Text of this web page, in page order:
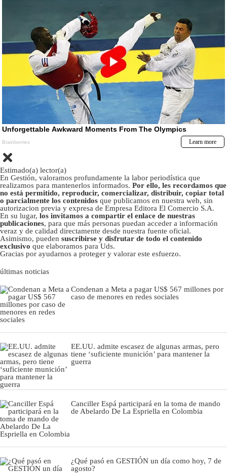
Estimado(a) lector(a)
En Gestión, valoramos profundamente la labor periodística que
realizamos para mantenerlos informados. Por ello, les recordamos que
no está permitido, reproducir, comercializar, distribuir, copiar total
o parcialmente los contenidos que publicamos en nuestra web, sin
autorizacion previa y expresa de Empresa Editora El Comercio S.A.
En su lugar, los invitamos a compartir el enlace de nuestras
publicaciones, para que más personas puedan acceder a información
veraz y de calidad directamente desde nuestra fuente oficial.
Asimismo, pueden suscribirse y disfrutar de todo el contenido
exclusivo que elaboramos para Uds.
Gracias por ayudarnos a proteger y valorar este esfuerzo.
últimas noticias
Condenan a Meta a pagar US$ 567 millones por
caso de menores en redes sociales
EE.UU. admite escasez de algunas armas, pero
tiene ‘suficiente munición’ para mantener la
guerra
Canciller Espá participará en la toma de mando
de Abelardo De La Espriella en Colombia
¿Qué pasó en GESTIÓN un día como hoy, 7 de
agosto?